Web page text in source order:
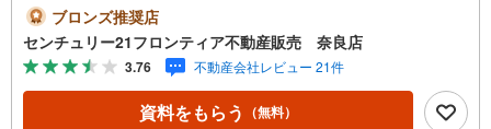
10分（740m）・JR関西線「郡山駅」歩31分（2440m）・
郡山北小学校歩20分（1580m）・郡山中学校歩16分（1270
m） 特徴・住宅性能評価5分野7項目で最も高い等級取得を
標準化！最長35年の定期点検・長期保証で安心・収納豊富/
前面道路6m/駐車場2台可/カウンターキッチン/南面バルコ
ニー 弊社が選ばれる理由 1.お金の扱い方のプロ、ファイナ
ブロンズ推奨店
センチュリー21フロンティア不動産販売 奈良店
3.76 不動産会社レビュー 21件
資料をもらう （無料）